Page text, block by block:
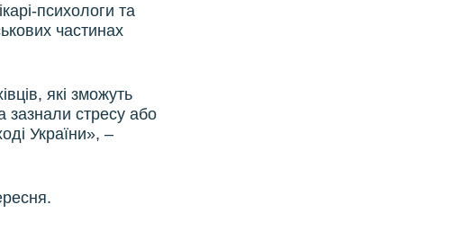
психологи та
частинах
які зможуть
зазнали стресу або
України», –